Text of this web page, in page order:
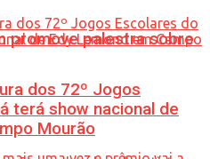
promove palestra sobre
dos 72º Jogos
terá show nacional de
Mourão